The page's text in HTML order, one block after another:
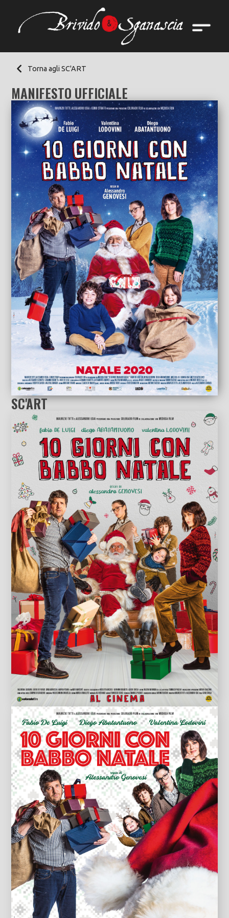
Torna agli SC'ART
MANIFESTO UFFICIALE
SC'ART